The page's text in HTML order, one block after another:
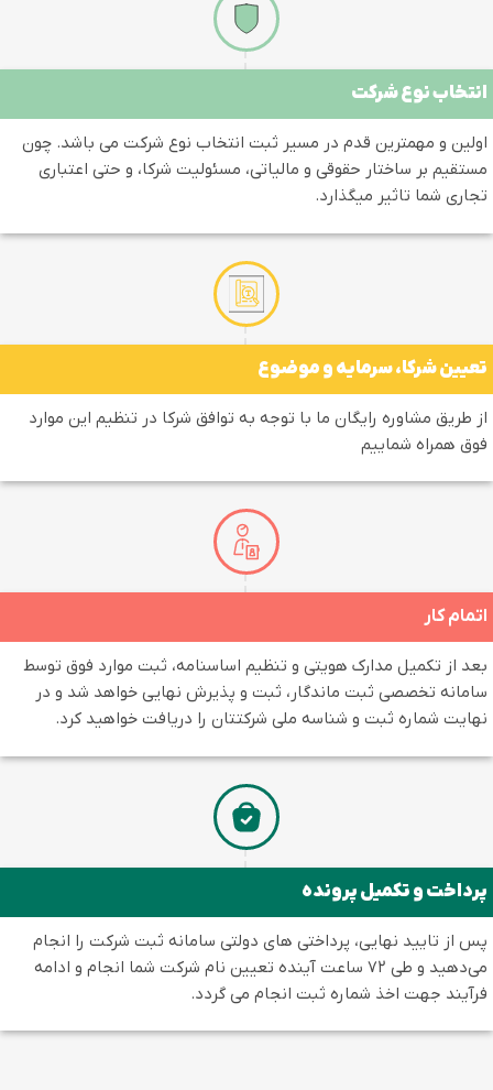
نوع شرکت
و مهمترین قدم در مسیر ثبت انتخاب نوع شرکت می باشد. چون
بر ساختار حقوقی و مالیاتی، مسئولیت شرکا، و حتی اعتباری
شما تاثیر میگذارد.
شرکا، سرمایه و موضوع
طریق مشاوره رایگان ما با توجه به توافق شرکا در تنظیم این موارد
همراه شماییم
کار
از تکمیل مدارک هویتی و تنظیم اساسنامه، ثبت موارد فوق توسط
تخصصی ثبت ماندگار، ثبت و پذیرش نهایی خواهد شد و در
شماره ثبت و شناسه ملی شرکتتان را دریافت خواهید کرد.
و تکمیل پرونده
از تایید نهایی، پرداختی های دولتی سامانه ثبت شرکت را انجام
می‌دهید و طی ۷۲ ساعت آینده تعیین نام شرکت شما انجام و ادامه
جهت اخذ شماره ثبت انجام می گردد.